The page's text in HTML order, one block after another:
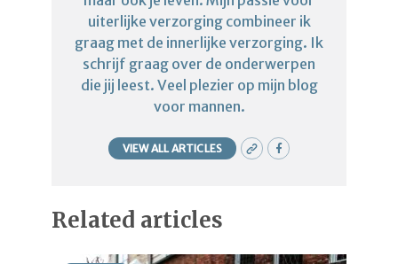
uiterlijke verzorging combineer ik
graag met de innerlijke verzorging. Ik
schrijf graag over de onderwerpen
die jij leest. Veel plezier op mijn blog
voor mannen.
VIEW ALL ARTICLES
Related articles